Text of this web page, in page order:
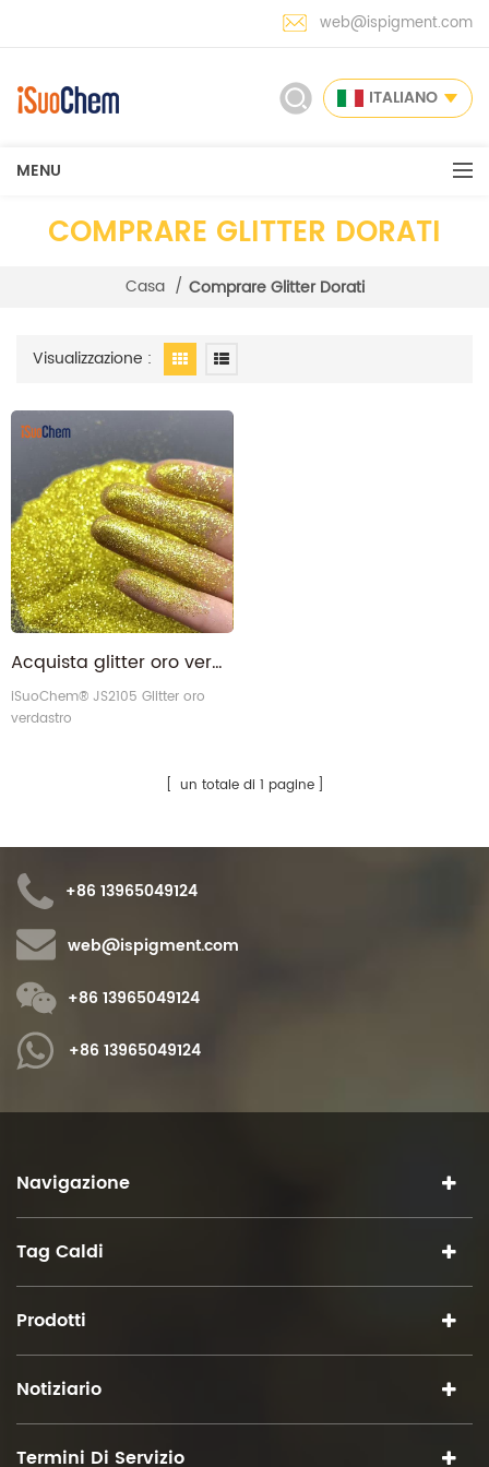
web@ispigment.com
ITALIANO
MENU
COMPRARE GLITTER DORATI
Casa / Comprare Glitter Dorati
Visualizzazione :
Acquista glitter oro verde brillante metallizzato extra fine in grandi quantità
iSuoChem® JS2105 Glitter oro
verdastro
un totale di 1 pagine
+86 13965049124
web@ispigment.com
+86 13965049124
+86 13965049124
Navigazione
Tag Caldi
Prodotti
Notiziario
Termini Di Servizio